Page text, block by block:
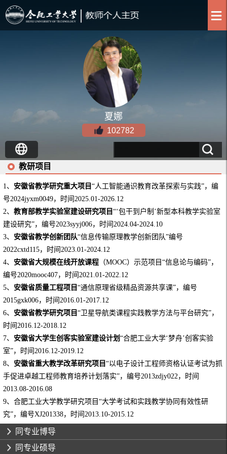
夏娜
102782
教研项目
1、 安徽省教学研究重大项目 “人工智能通识教育改革探索与实践”，编
号2024jyxm0049，
时间 2025.01-2026.12
2、 教育部教学实验室建设研究项目 “‘包干到户制’新型本科教学实验室
建设研究”，编号2023syyj006，时间 2024.04-2024.10
3、 安徽省教学创新团队“信息传输原理教学创新团队”编号
2022cxtd115，时间2023.01-2024.12
4、 安徽省大规模在线开放课程 （MOOC）示范项目“信息论与编码”，
编号2020mooc407，时间2021.01-2022.12
5、 安徽省质量工程项目 “通信原理省级精品资源共享课”，编号
2015gxk006，时间2016.01-2017.12
6、 安徽省教学研究项目 “卫星导航类课程实践教学方法与平台研究”，
时间2016.12-2018.12
7、 安徽省大学生创客实验室建设计划 “合肥工业大学‘梦舟’创客实验
室”，时间2016.12-2019.12
8、 安徽省重大教学改革研究项目 “以电子设计工程师资格认证考试为抓
手促进卓越工程师教育培养计划落实”，编号2013zdjy022，时间
2013.08-2016.08
9、合肥工业大学教学研究项目“大学考试和实践教学协同有效性研
究”，编号XJ201338，时间2013.10-2015.12
同专业博导
同专业硕导